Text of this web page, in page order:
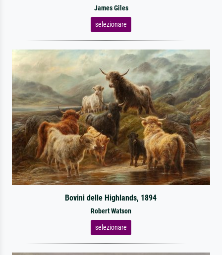
James Giles
selezionare
Bovini delle Highlands, 1894
Robert Watson
selezionare